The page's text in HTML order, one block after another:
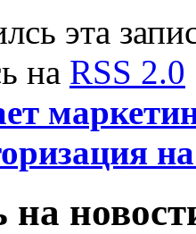
эта
на RSS 2.0